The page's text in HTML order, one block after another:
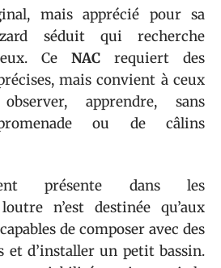
mais apprécié pour sa
séduit qui recherche
Ce NAC requiert des
mais convient à ceux
apprendre, sans
ou de câlins
présente dans les
n’est destinée qu’aux
de composer avec des
et d’installer un petit bassin.